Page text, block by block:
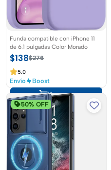
Funda compatible con iPhone 11
de 6.1 pulgadas Color Morado
$138$276
5.0
Envío Boost
Agregar
50% OFF